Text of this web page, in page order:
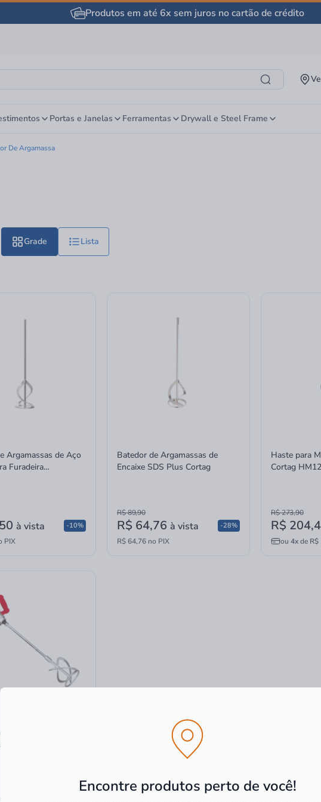
Produtos em até 6x sem juros no cartão de crédito
Encontre produtos perto de você!
Portas e Janelas Ferramentas Drywall e Steel Frame
De Argamassa
Grade Lista
Argamassas de Aço
Furadeira
à vista
PIX
-10%
Batedor de Argamassas de
Encaixe SDS Plus Cortag
R$ 89,90
R$ 64,76 à vista
R$ 64,76 no PIX
-28%
Haste para
Cortag
R$ 273,90
R$
ou 4xde R$
Elétrico para
Cortag HM-120